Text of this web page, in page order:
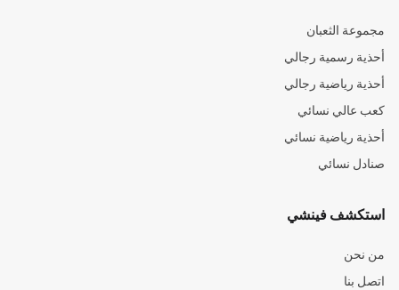
مجموعة الثعبان
أحذية رسمية رجالي
أحذية رياضية رجالي
كعب عالي نسائي
أحذية رياضية نسائي
صنادل نسائي
استكشف فينشي
من نحن
اتصل بنا